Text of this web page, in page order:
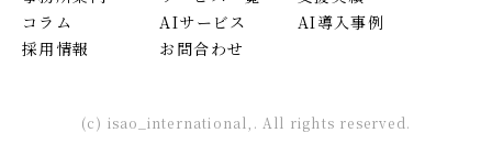
コラム
AIサービス
AI導入事例
採用情報
お問合わせ
(c) isao_international,. All rights reserved.